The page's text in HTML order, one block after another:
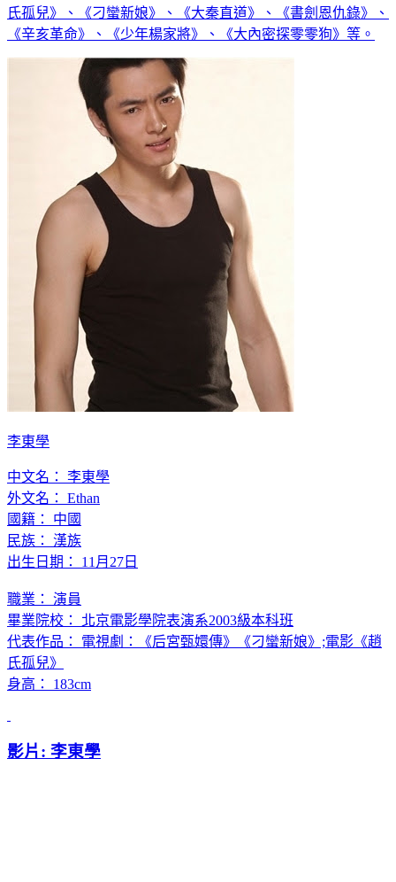
氏孤兒》、《刁蠻新娘》、《大秦直道》、《書劍恩仇錄》、
《辛亥革命》、《少年楊家將》、《大內密探零零狗》等。
李東學
中文名： 李東學
外文名： Ethan
國籍： 中國
民族： 漢族
出生日期： 11月27日
職業： 演員
畢業院校： 北京電影學院表演系2003級本科班
代表作品： 電視劇：《后宮甄嬛傳》《刁蠻新娘》;電影《趙
氏孤兒》
身高： 183cm
影片: 李東學